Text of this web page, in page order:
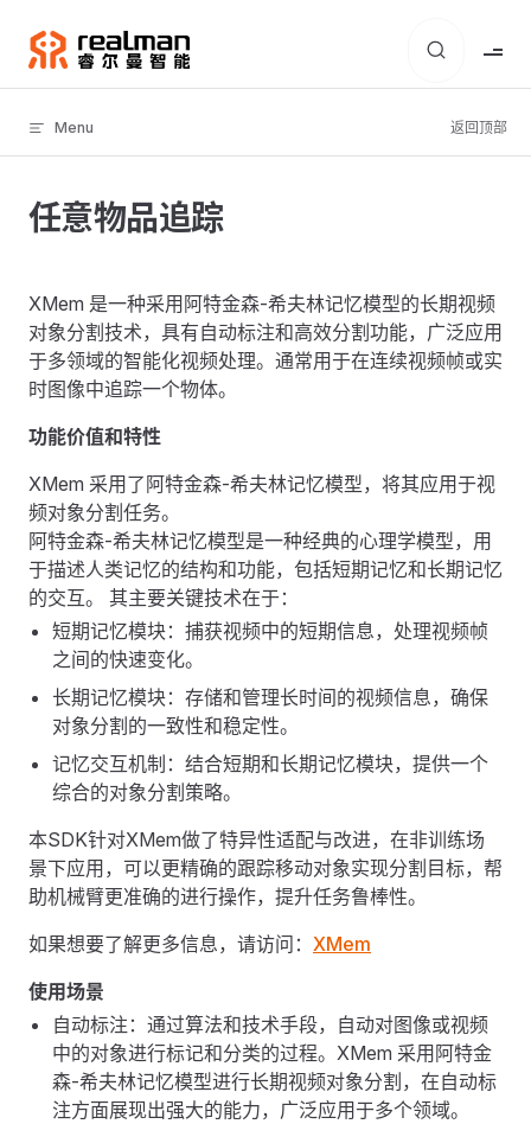
Skip to content
Menu 返回顶部
任意物品追踪
XMem 是一种采用阿特金森-希夫林记忆模型的长期视频
对象分割技术，具有自动标注和高效分割功能，广泛应用
于多领域的智能化视频处理。通常用于在连续视频帧或实
时图像中追踪一个物体。
功能价值和特性
XMem 采用了阿特金森-希夫林记忆模型，将其应用于视
频对象分割任务。
阿特金森-希夫林记忆模型是一种经典的心理学模型，用
于描述人类记忆的结构和功能，包括短期记忆和长期记忆
的交互。 其主要关键技术在于：
短期记忆模块：捕获视频中的短期信息，处理视频帧
之间的快速变化。
长期记忆模块：存储和管理长时间的视频信息，确保
对象分割的一致性和稳定性。
记忆交互机制：结合短期和长期记忆模块，提供一个
综合的对象分割策略。
本SDK针对XMem做了特异性适配与改进，在非训练场
景下应用，可以更精确的跟踪移动对象实现分割目标，帮
助机械臂更准确的进行操作，提升任务鲁棒性。
如果想要了解更多信息，请访问： XMem
使用场景
自动标注：通过算法和技术手段，自动对图像或视频
中的对象进行标记和分类的过程。XMem 采用阿特金
森-希夫林记忆模型进行长期视频对象分割，在自动标
注方面展现出强大的能力，广泛应用于多个领域。